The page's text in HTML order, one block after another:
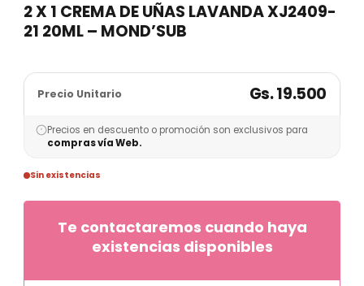
2 X 1 CREMA DE UÑAS LAVANDA XJ2409-
21 20ML – MOND’SUB
Precio Unitario Gs. 19.500
Precios en descuento o promoción son exclusivos para
compras vía Web.
Sin existencias
Te contactaremos cuando haya
existencias disponibles